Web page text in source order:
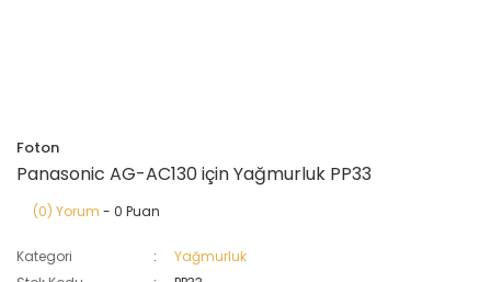
Foton
Panasonic AG-AC130 için Yağmurluk PP33
(0) Yorum - 0 Puan
Kategori
Yağmurluk